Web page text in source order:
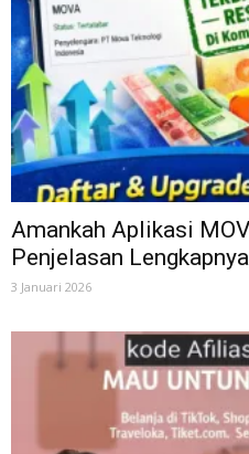
Amankah Aplikasi
Penjelasan Lengkapnya
3 Januari 2026